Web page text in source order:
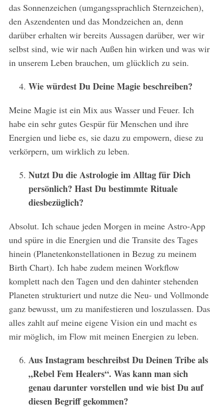
das Sonnenzeichen (umgangssprachlich Sternzeichen),
den Aszendenten und das Mondzeichen an, denn
darüber erhalten wir bereits Aussagen darüber, wer wir
selbst sind, wie wir nach Außen hin wirken und was wir
in unserem Leben brauchen, um glücklich zu sein.
Wie würdest Du Deine Magie beschreiben?
Meine Magie ist ein Mix aus Wasser und Feuer. Ich
habe ein sehr gutes Gespür für Menschen und ihre
Energien und liebe es, sie dazu zu empowern, diese zu
verkörpern, um wirklich zu leben.
Nutzt Du die Astrologie im Alltag für Dich
persönlich? Hast Du bestimmte Rituale
diesbezüglich?
Absolut. Ich schaue jeden Morgen in meine Astro-App
und spüre in die Energien und die Transite des Tages
hinein (Planetenkonstellationen in Bezug zu meinem
Birth Chart). Ich habe zudem meinen Workflow
komplett nach den Tagen und den dahinter stehenden
Planeten strukturiert und nutze die Neu- und Vollmonde
ganz bewusst, um zu manifestieren und loszulassen. Das
alles zahlt auf meine eigene Vision ein und macht es
mir möglich, im Flow mit meinen Energien zu leben.
Aus Instagram beschreibst Du Deinen Tribe als
„Rebel Fem Healers“. Was kann man sich
genau darunter vorstellen und wie bist Du auf
diesen Begriff gekommen?